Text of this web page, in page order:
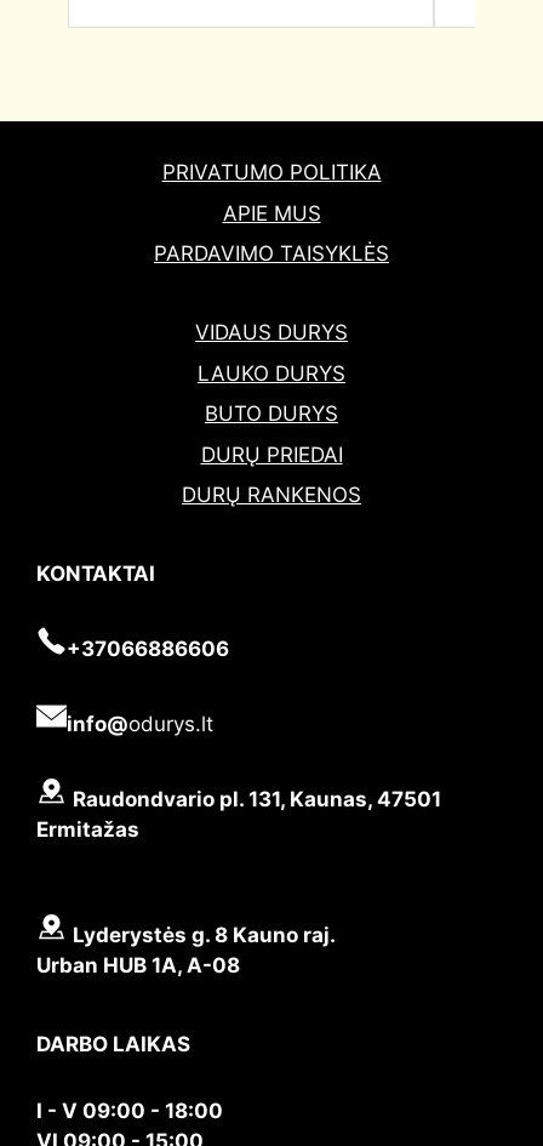
PRIVATUMO POLITIKA
APIE MUS
PARDAVIMO TAISYKLĖS
VIDAUS DURYS
LAUKO DURYS
BUTO DURYS
DURŲ PRIEDAI
DURŲ RANKENOS
KONTAKTAI
+37066886606
info@odurys.lt
Raudondvario pl. 131, Kaunas, 47501
Ermitažas
Lyderystės g. 8 Kauno raj.
Urban HUB 1A, A-08
DARBO LAIKAS
I - V 09:00 - 18:00